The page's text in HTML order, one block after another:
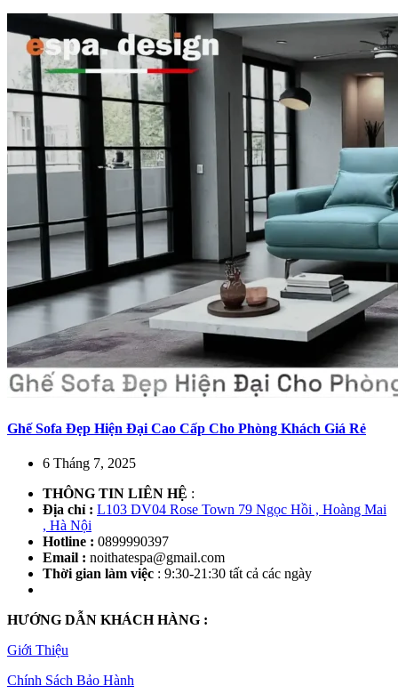
Ghế Sofa Đẹp Hiện Đại Cao Cấp Cho Phòng Khách Giá Rẻ
6 Tháng 7, 2025
THÔNG TIN LIÊN HỆ :
Địa chỉ : L103 DV04 Rose Town 79 Ngọc Hồi , Hoàng Mai
, Hà Nội
Hotline : 0899990397
Email : noithatespa@gmail.com
Thời gian làm việc : 9:30-21:30 tất cả các ngày
HƯỚNG DẪN KHÁCH HÀNG :
Giới Thiệu
Chính Sách Bảo Hành